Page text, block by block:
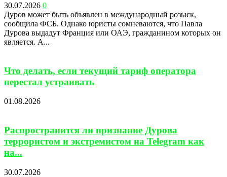
30.07.2026 0
Дуров может быть объявлен в международный розыск,
сообщила ФСБ. Однако юристы сомневаются, что Павла
Дурова выдадут Франция или ОАЭ, гражданином которых он
является. А...
Что делать, если текущий тариф оператора
перестал устраивать
01.08.2026
Распространится ли признание Дурова
террористом и экстремистом на Telegram как
на...
30.07.2026